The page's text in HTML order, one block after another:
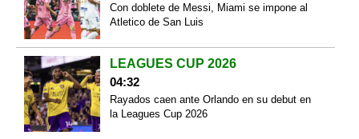
Con doblete de Messi, Miami se impone al
Atletico de San Luis
LEAGUES CUP 2026
04:32
Rayados caen ante Orlando en su debut en
la Leagues Cup 2026